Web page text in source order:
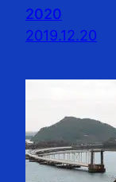
2020
2019.12.20